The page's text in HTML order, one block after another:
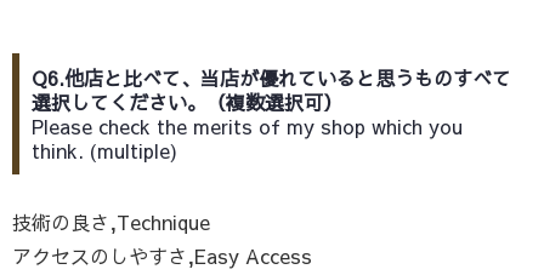
Q6.他店と比べて、当店が優れていると思うものすべて
選択してください。（複数選択可）
Please check the merits of my shop which you
think. (multiple)
技術の良さ,Technique
アクセスのしやすさ,Easy Access